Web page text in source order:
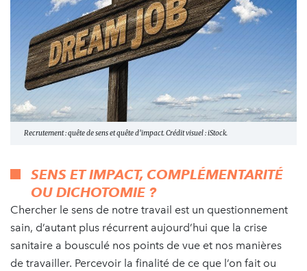
Recrutement : quête de sens et quête d’impact. Crédit visuel : iStock.
SENS ET IMPACT, COMPLÉMENTARITÉ
OU DICHOTOMIE ?
Chercher le sens de notre travail est un questionnement
sain, d’autant plus récurrent aujourd’hui que la crise
sanitaire a bousculé nos points de vue et nos manières
de travailler. Percevoir la finalité de ce que l’on fait ou